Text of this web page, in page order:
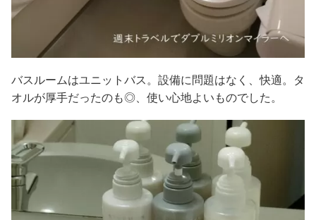
バスルームはユニットバス。設備に問題はなく、快適。タ
オルが厚手だったのも◎、使い心地よいものでした。